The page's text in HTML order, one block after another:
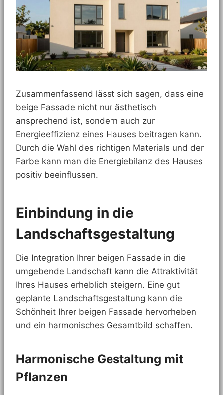
Zusammenfassend lässt sich sagen, dass eine
beige Fassade nicht nur ästhetisch
ansprechend ist, sondern auch zur
Energieeffizienz eines Hauses beitragen kann.
Durch die Wahl des richtigen Materials und der
Farbe kann man die Energiebilanz des Hauses
positiv beeinflussen.
Einbindung in die
Landschaftsgestaltung
Die Integration Ihrer beigen Fassade in die
umgebende Landschaft kann die Attraktivität
Ihres Hauses erheblich steigern. Eine gut
geplante Landschaftsgestaltung kann die
Schönheit Ihrer beigen Fassade hervorheben
und ein harmonisches Gesamtbild schaffen.
Harmonische Gestaltung mit
Pflanzen